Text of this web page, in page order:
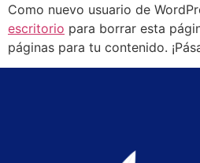
Como nuevo usuario de
escritorio para borrar esta
páginas para tu contenido.